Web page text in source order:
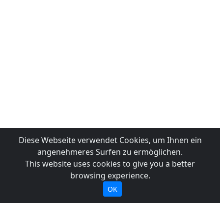
Diese Webseite verwendet Cookies, um Ihnen ein
angenehmeres Surfen zu ermöglichen.
This website uses cookies to give you a better
browsing experience.
OK